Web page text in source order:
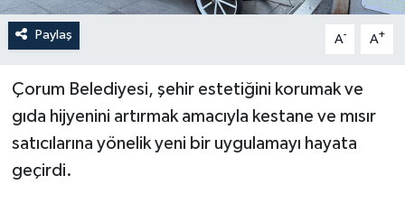
Paylaş A- A+
Çorum Belediyesi, şehir estetiğini korumak ve
gıda hijyenini artırmak amacıyla kestane ve mısır
satıcılarına yönelik yeni bir uygulamayı hayata
geçirdi.